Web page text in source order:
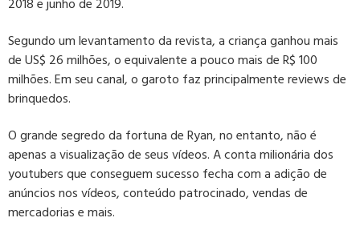
Segundo um levantamento da revista, a criança ganhou mais
de US$ 26 milhões, o equivalente a pouco mais de R$ 100
milhões. Em seu canal, o garoto faz principalmente reviews de
brinquedos.
O grande segredo da fortuna de Ryan, no entanto, não é
apenas a visualização de seus vídeos. A conta milionária dos
youtubers que conseguem sucesso fecha com a adição de
anúncios nos vídeos, conteúdo patrocinado, vendas de
mercadorias e mais.